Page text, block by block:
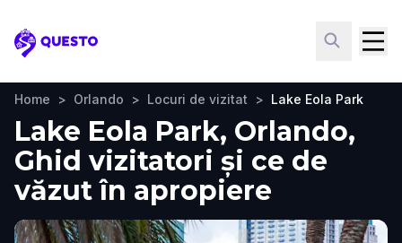
Questo
Home > Orlando > Locuri de vizitat > Lake Eola Park
Lake Eola Park, Orlando,
Ghid vizitatori și ce de
văzut în apropiere